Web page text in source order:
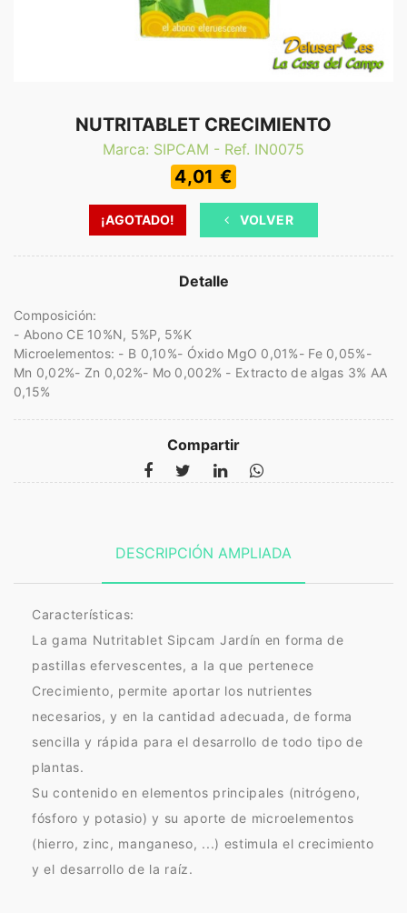
NUTRITABLET CRECIMIENTO
Marca: SIPCAM - Ref. IN0075
4,01 €
¡AGOTADO! VOLVER
Detalle
Composición:
- Abono CE 10%N, 5%P, 5%K
Microelementos: - B 0,10%- Óxido MgO 0,01%- Fe 0,05%-
Mn 0,02%- Zn 0,02%- Mo 0,002% - Extracto de algas 3% AA
0,15%
Compartir
DESCRIPCIÓN AMPLIADA
Características:
La gama Nutritablet Sipcam Jardín en forma de
pastillas efervescentes, a la que pertenece
Crecimiento, permite aportar los nutrientes
necesarios, y en la cantidad adecuada, de forma
sencilla y rápida para el desarrollo de todo tipo de
plantas.
Su contenido en elementos principales (nitrógeno,
fósforo y potasio) y su aporte de microelementos
(hierro, zinc, manganeso, ...) estimula el crecimiento
y el desarrollo de la raíz.